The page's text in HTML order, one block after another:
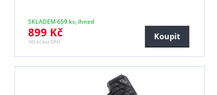
SKLADEM 659 ks, ihned
899 Kč
743 Kč bez DPH
Koupit